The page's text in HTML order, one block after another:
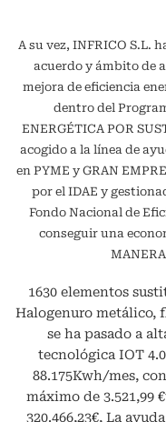
A su vez, INFRICO S.L.
acuerdo y ámbito de
mejora de eficiencia
dentro del
ENERGÉTICA POR
acogido a la línea de
en PYME y GRAN
por el IDAE y
Fondo Nacional de
conseguir una
1630 elementos
Halogenuro metálico,
se ha pasado a
tecnológica IOT
88.175Kwh/mes,
máximo de 3.521,99
320.466,23€, La